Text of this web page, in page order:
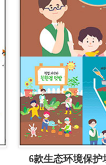
6款生态环境保护